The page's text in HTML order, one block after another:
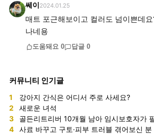
쎄이 2024.01.25
매트 포근해보이고 컬러도 넘이쁜데
나네용
도움돼요 0 답글 0
커뮤니티 인기글
1 강아지 간식은 어디서 주로 사세요?
2 새로운 녀석
3 골든리트리버 10개월 남아 임시보호자가
4 사료 바꾸고 구토·피부 트러블 겪어보신